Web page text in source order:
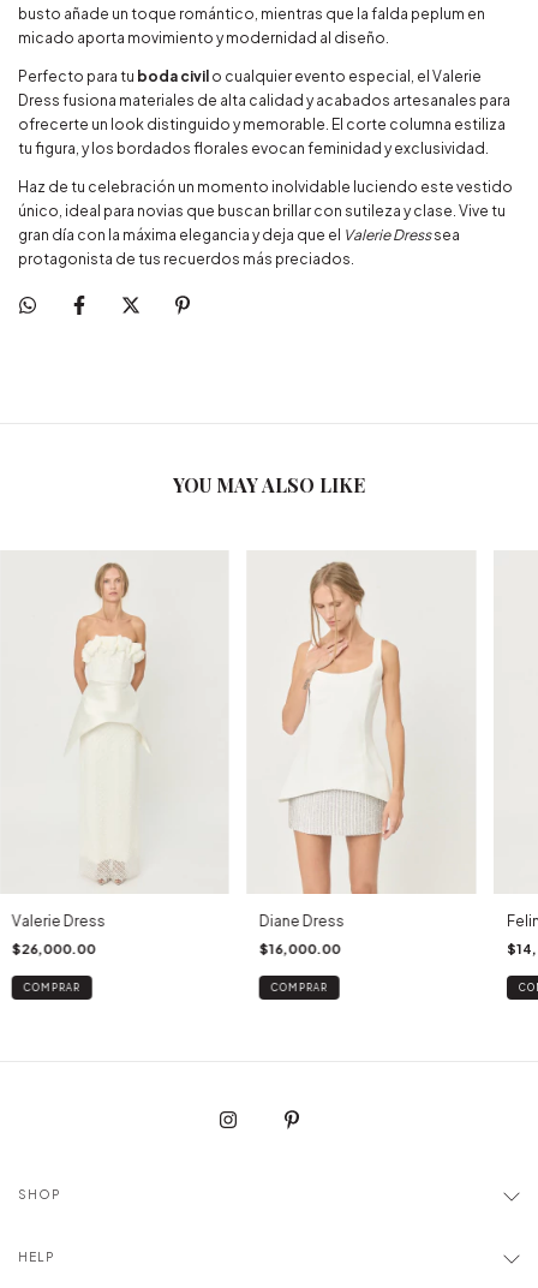
busto añade un toque romántico, mientras que la falda peplum en
micado aporta movimiento y modernidad al diseño.
Perfecto para tu boda civil o cualquier evento especial, el Valerie
Dress fusiona materiales de alta calidad y acabados artesanales para
ofrecerte un look distinguido y memorable. El corte columna estiliza
tu figura, y los bordados florales evocan feminidad y exclusividad.
Haz de tu celebración un momento inolvidable luciendo este vestido
único, ideal para novias que buscan brillar con sutileza y clase. Vive tu
gran día con la máxima elegancia y deja que el Valerie Dresssea
protagonista de tus recuerdos más preciados.
YOU MAY ALSO LIKE
Valerie Dress
$26,000.00
COMPRAR
Diane Dress
$16,000.00
COMPRAR
SHOP
HELP